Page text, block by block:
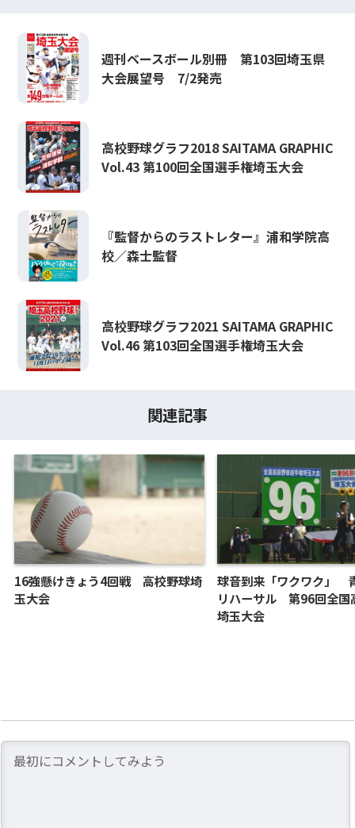
週刊ベースボール別冊 第103回埼玉県
大会展望号 7/2発売
高校野球グラフ2018 SAITAMA GRAPHIC
Vol.43 第100回全国選手権埼玉大会
『監督からのラストレター』浦和学院高
校／森士監督
高校野球グラフ2021 SAITAMA GRAPHIC
Vol.46 第103回全国選手権埼玉大会
関連記事
16強懸けきょう4回戦 高校野球埼
玉大会
球音到来「ワクワク」
リハーサル 第96回全国
埼玉大会